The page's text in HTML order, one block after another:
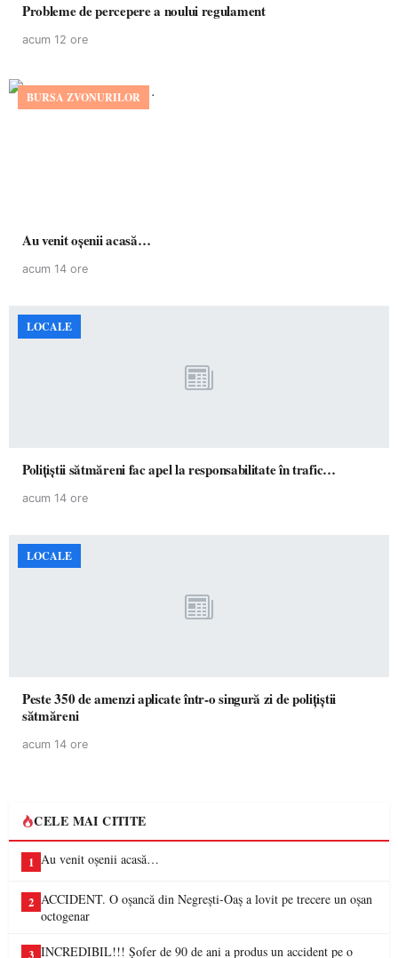
Probleme de percepere a noului regulament
acum 12 ore
BURSA ZVONURILOR
Au venit oșenii acasă…
acum 14 ore
LOCALE
Polițiștii sătmăreni fac apel la responsabilitate în trafic…
acum 14 ore
LOCALE
Peste 350 de amenzi aplicate într-o singură zi de polițiștii
sătmăreni
acum 14 ore
CELE MAI CITITE
1 Au venit oșenii acasă…
2 ACCIDENT. O oșancă din Negrești-Oaș a lovit pe trecere un oșan
octogenar
3 INCREDIBIL!!! Șofer de 90 de ani a produs un accident pe o